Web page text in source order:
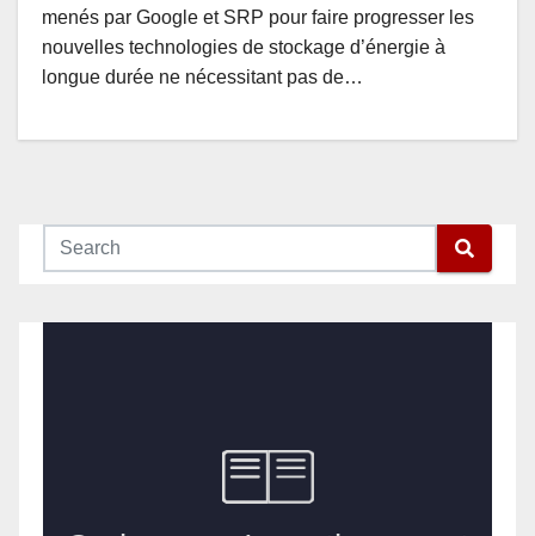
menés par Google et SRP pour faire progresser les
nouvelles technologies de stockage d’énergie à
longue durée ne nécessitant pas de…